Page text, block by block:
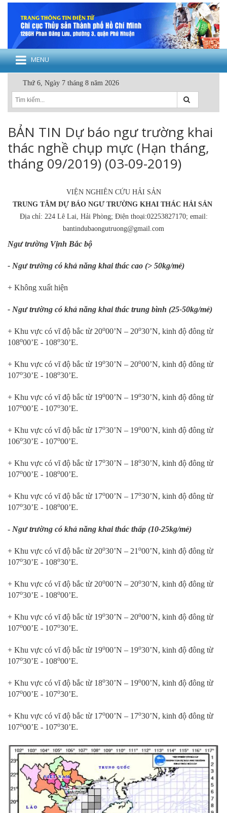
MENU
Thứ 6, Ngày 7 tháng 8 năm 2026
BẢN TIN Dự báo ngư trường khai
thác nghề chụp mực (Hạn tháng,
tháng 09/2019) (03-09-2019)
VIỆN NGHIÊN CỨU HẢI SẢN
TRUNG TÂM DỰ BÁO NGƯ TRƯỜNG KHAI THÁC HẢI SẢN
Địa chỉ: 224 Lê Lai, Hải Phòng; Điện thoại:02253827170; email:
bantindubaongutruong@gmail.com
Ngư trường Vịnh Bắc bộ
- Ngư trường có khả năng khai thác cao (> 50kg/mẻ)
+ Không xuất hiện
- Ngư trường có khả năng khai thác trung bình (25-50kg/mẻ)
+ Khu vực có vĩ độ bắc từ 20o00’N – 20o30’N, kinh độ đông từ
108o00’E - 108o30’E.
+ Khu vực có vĩ độ bắc từ 19o30’N – 20o00’N, kinh độ đông từ
107o30’E - 108o30’E.
+ Khu vực có vĩ độ bắc từ 19o00’N – 19o30’N, kinh độ đông từ
107o00’E - 107o30’E.
+ Khu vực có vĩ độ bắc từ 17o30’N – 19o00’N, kinh độ đông từ
106o30’E - 107o00’E.
+ Khu vực có vĩ độ bắc từ 17o30’N – 18o30’N, kinh độ đông từ
107o00’E - 108o00’E.
+ Khu vực có vĩ độ bắc từ 17o00’N – 17o30’N, kinh độ đông từ
107o30’E - 108o00’E.
- Ngư trường có khả năng khai thác thấp (10-25kg/mẻ)
+ Khu vực có vĩ độ bắc từ 20o30’N – 21 o00’N, kinh độ đông từ
107o30’E - 108o30’E.
+ Khu vực có vĩ độ bắc từ 20o00’N – 20o30’N, kinh độ đông từ
107o30’E - 108o00’E.
+ Khu vực có vĩ độ bắc từ 19o30’N – 20o00’N, kinh độ đông từ
107o00’E - 107o30’E.
+ Khu vực có vĩ độ bắc từ 19o00’N – 19o30’N, kinh độ đông từ
107o30’E - 108o00’E.
+ Khu vực có vĩ độ bắc từ 18o30’N – 19o00’N, kinh độ đông từ
107o00’E - 107o30’E.
+ Khu vực có vĩ độ bắc từ 17o00’N – 17o30’N, kinh độ đông từ
107o00’E - 107o30’E.